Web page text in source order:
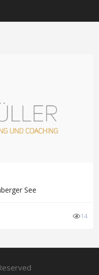
See
14